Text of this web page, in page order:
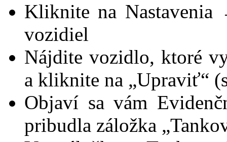
Kliknite na
vozidiel
Nájdite vozidlo, ktoré
a kliknite na „Upraviť“
Objaví sa vám
pribudla záložka